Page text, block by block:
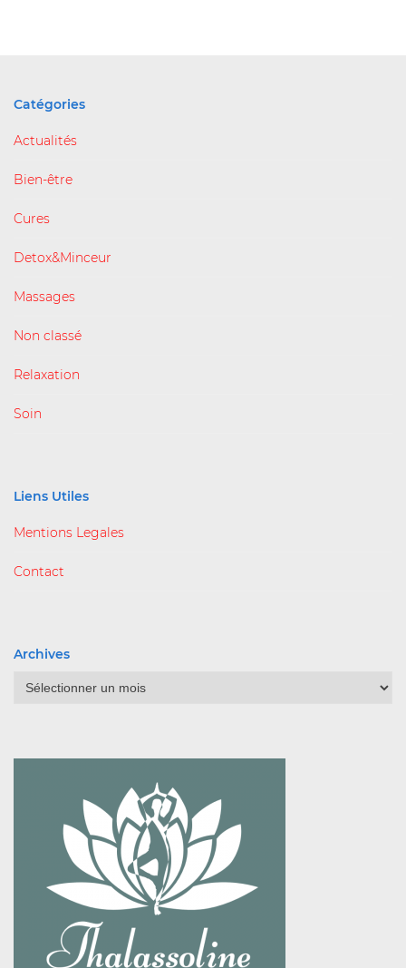
Catégories
Actualités
Bien-être
Cures
Detox&Minceur
Massages
Non classé
Relaxation
Soin
Liens Utiles
Mentions Legales
Contact
Archives
Archives